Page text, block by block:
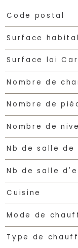
Caractéristiques
Code postal
Surface
Surface loi
Nombre de
Nombre de
Nombre de
Nb de salle de
Nb de salle
Cuisine
Mode de
Type de